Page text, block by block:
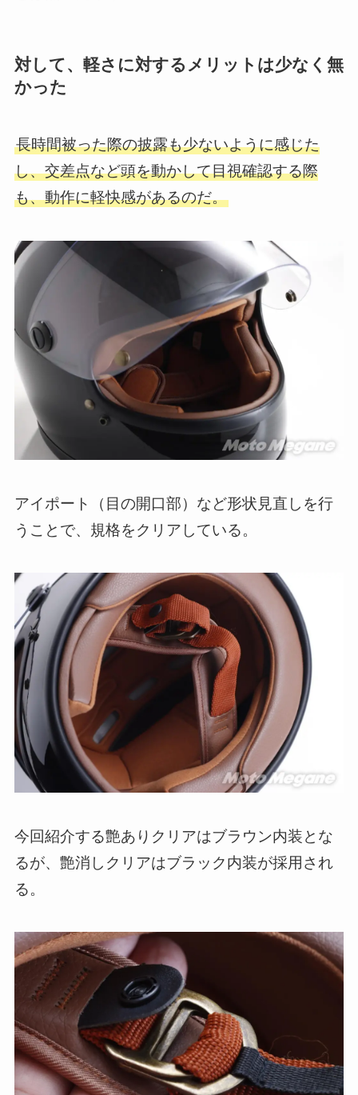
対して、軽さに対するメリットは少なく無
かった
長時間被った際の披露も少ないように感じた
し、交差点など頭を動かして目視確認する際
も、動作に軽快感があるのだ。
アイポート（目の開口部）など形状見直しを行
うことで、規格をクリアしている。
今回紹介する艶ありクリアはブラウン内装とな
るが、艶消しクリアはブラック内装が採用され
る。